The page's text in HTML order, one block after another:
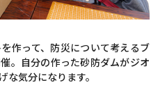
作って、防災について考えるブ
。自分の作った砂防ダムがジオ
な気分になります。